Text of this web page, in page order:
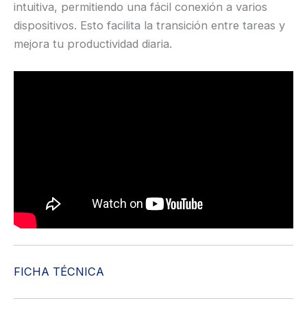
intuitiva, permitiendo una fácil conexión a varios
dispositivos. Esto facilita la transición entre tareas y
mejora tu productividad diaria.
FICHA TÉCNICA